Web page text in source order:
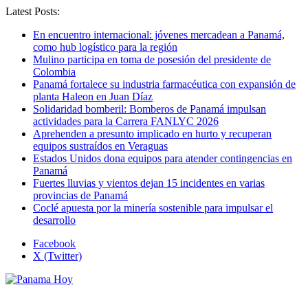
Latest Posts:
En encuentro internacional: jóvenes mercadean a Panamá,
como hub logístico para la región
Mulino participa en toma de posesión del presidente de
Colombia
Panamá fortalece su industria farmacéutica con expansión de
planta Haleon en Juan Díaz
Solidaridad bomberil: Bomberos de Panamá impulsan
actividades para la Carrera FANLYC 2026
Aprehenden a presunto implicado en hurto y recuperan
equipos sustraídos en Veraguas
Estados Unidos dona equipos para atender contingencias en
Panamá
Fuertes lluvias y vientos dejan 15 incidentes en varias
provincias de Panamá
Coclé apuesta por la minería sostenible para impulsar el
desarrollo
Facebook
X (Twitter)